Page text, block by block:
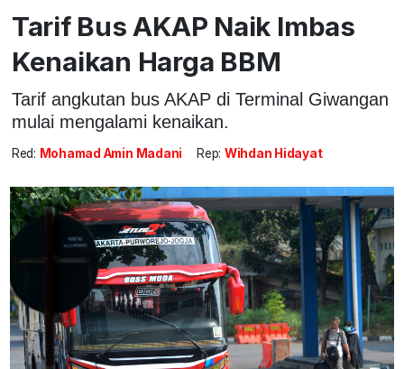
Tarif Bus AKAP Naik Imbas
Kenaikan Harga BBM
Tarif angkutan bus AKAP di Terminal Giwangan
mulai mengalami kenaikan.
Red: Mohamad Amin Madani Rep: Wihdan Hidayat